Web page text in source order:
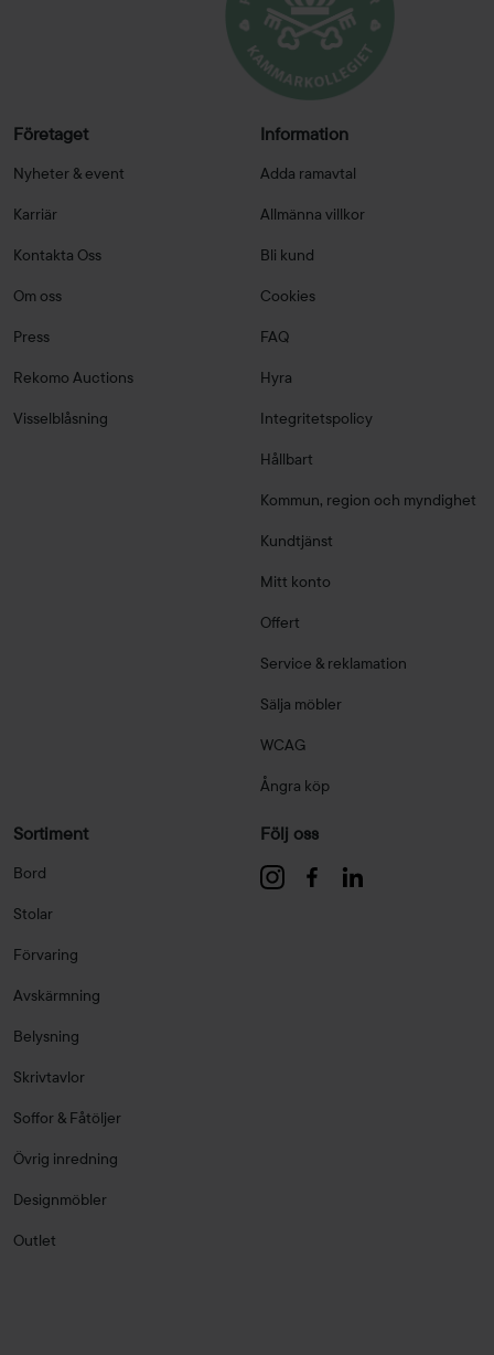
Företaget
Nyheter & event
Karriär
Kontakta Oss
Om oss
Press
Rekomo Auctions
Visselblåsning
Information
Adda ramavtal
Allmänna villkor
Bli kund
Cookies
FAQ
Hyra
Integritetspolicy
Hållbart
Kommun, region och myndighet
Kundtjänst
Mitt konto
Offert
Service & reklamation
Sälja möbler
WCAG
Ångra köp
Sortiment
Bord
Stolar
Förvaring
Avskärmning
Belysning
Skrivtavlor
Soffor & Fåtöljer
Övrig inredning
Designmöbler
Outlet
Följ oss